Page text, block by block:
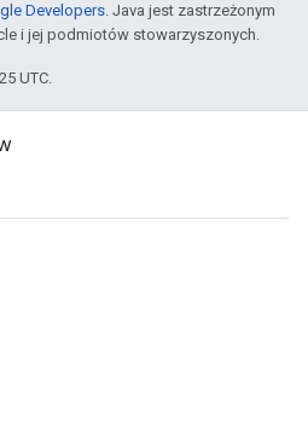
Developers. Java jest zastrzeżonym
i jej podmiotów stowarzyszonych.
UTC.